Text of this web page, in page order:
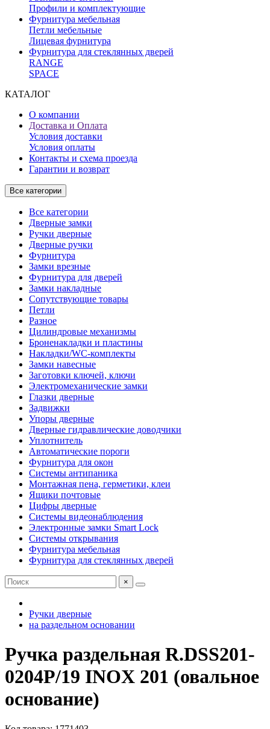
Профили и комплектующие
Фурнитура мебельная
Петли мебельные
Лицевая фурнитура
Фурнитура для стеклянных дверей
RANGE
SPACE
КАТАЛОГ
О компании
Доставка и Оплата
Условия доставки
Условия оплаты
Контакты и схема проезда
Гарантии и возврат
Все категории
Все категории
Дверные замки
Ручки дверные
Дверные ручки
Фурнитура
Замки врезные
Фурнитура для дверей
Замки накладные
Сопутствующие товары
Петли
Разное
Цилиндровые механизмы
Броненакладки и пластины
Накладки/WC-комплекты
Замки навесные
Заготовки ключей, ключи
Электромеханические замки
Глазки дверные
Задвижки
Упоры дверные
Дверные гидравлические доводчики
Уплотнитель
Автоматические пороги
Фурнитура для окон
Системы антипаника
Монтажная пена, герметики, клеи
Ящики почтовые
Цифры дверные
Системы видеонаблюдения
Электронные замки Smart Lock
Системы открывания
Фурнитура мебельная
Фурнитура для стеклянных дверей
×
Ручки дверные
на раздельном основании
Ручка раздельная R.DSS201-
0204P/19 INOX 201 (овальное
основание)